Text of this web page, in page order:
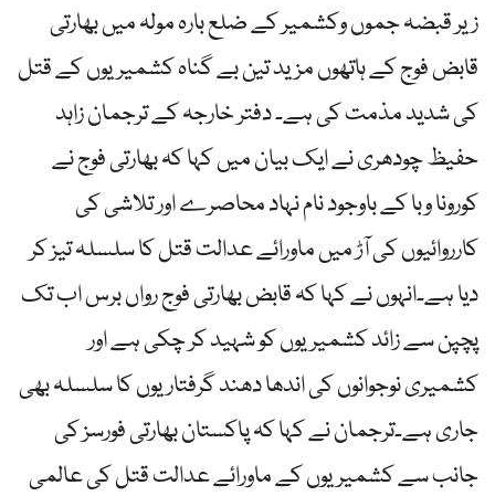
زیر قبضہ جموں وکشمیر کے ضلع بارہ مولہ میں بھارتی
قابض فوج کے ہاتھوں مزید تین بے گناہ کشمیریوں کے قتل
کی شدید مذمت کی ہے۔ دفتر خارجہ کے ترجمان زاہد
حفیظ چودھری نے ایک بیان میں کہا کہ بھارتی فوج نے
کورونا وبا کے باوجود نام نہاد محاصرے اور تلاشی کی
کارروائیوں کی آڑ میں ماورائے عدالت قتل کا سلسلہ تیز کر
دیا ہے۔انہوں نے کہا کہ قابض بھارتی فوج رواں برس اب تک
پچپن سے زائد کشمیریوں کو شہید کر چکی ہے اور
کشمیری نوجوانوں کی اندھا دھند گرفتاریوں کا سلسلہ بھی
جاری ہے۔ترجمان نے کہا کہ پاکستان بھارتی فورسز کی
جانب سے کشمیریوں کے ماورائے عدالت قتل کی عالمی